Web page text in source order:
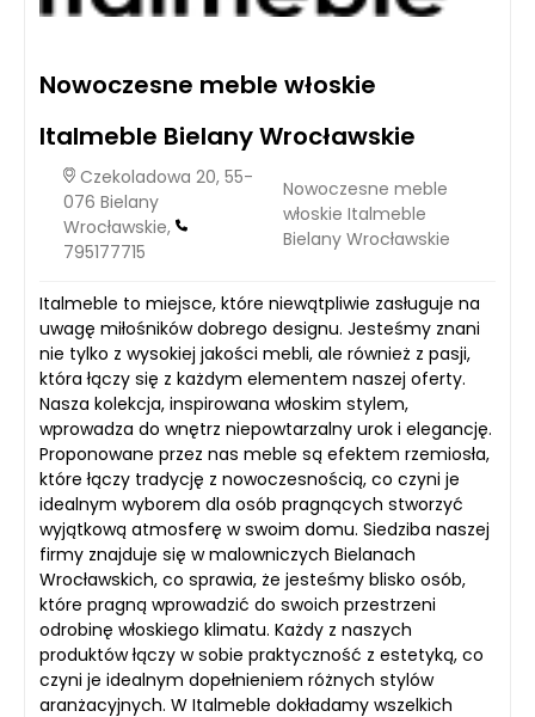
Nowoczesne meble włoskie
Italmeble Bielany Wrocławskie
Czekoladowa 20, 55-
076 Bielany
Wrocławskie,
795177715
Nowoczesne meble
włoskie Italmeble
Bielany Wrocławskie
Italmeble to miejsce, które niewątpliwie zasługuje na
uwagę miłośników dobrego designu. Jesteśmy znani
nie tylko z wysokiej jakości mebli, ale również z pasji,
która łączy się z każdym elementem naszej oferty.
Nasza kolekcja, inspirowana włoskim stylem,
wprowadza do wnętrz niepowtarzalny urok i elegancję.
Proponowane przez nas meble są efektem rzemiosła,
które łączy tradycję z nowoczesnością, co czyni je
idealnym wyborem dla osób pragnących stworzyć
wyjątkową atmosferę w swoim domu. Siedziba naszej
firmy znajduje się w malowniczych Bielanach
Wrocławskich, co sprawia, że jesteśmy blisko osób,
które pragną wprowadzić do swoich przestrzeni
odrobinę włoskiego klimatu. Każdy z naszych
produktów łączy w sobie praktyczność z estetyką, co
czyni je idealnym dopełnieniem różnych stylów
aranżacyjnych. W Italmeble dokładamy wszelkich